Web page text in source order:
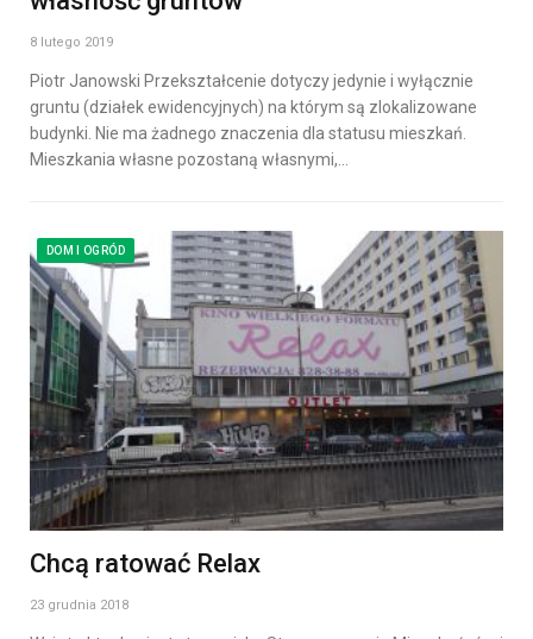
8 lutego 2019
Piotr Janowski Przekształcenie dotyczy jedynie i wyłącznie
gruntu (działek ewidencyjnych) na którym są zlokalizowane
budynki. Nie ma żadnego znaczenia dla statusu mieszkań.
Mieszkania własne pozostaną własnymi,…
DOM I OGRÓD
Chcą ratować Relax
23 grudnia 2018